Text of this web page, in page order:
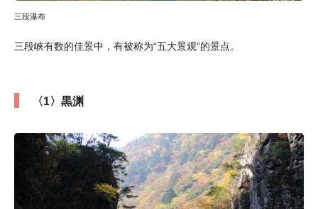
三段瀑布
三段峡有数的佳景中，有被称为“五大景观”的景点。
〈1〉黒渊